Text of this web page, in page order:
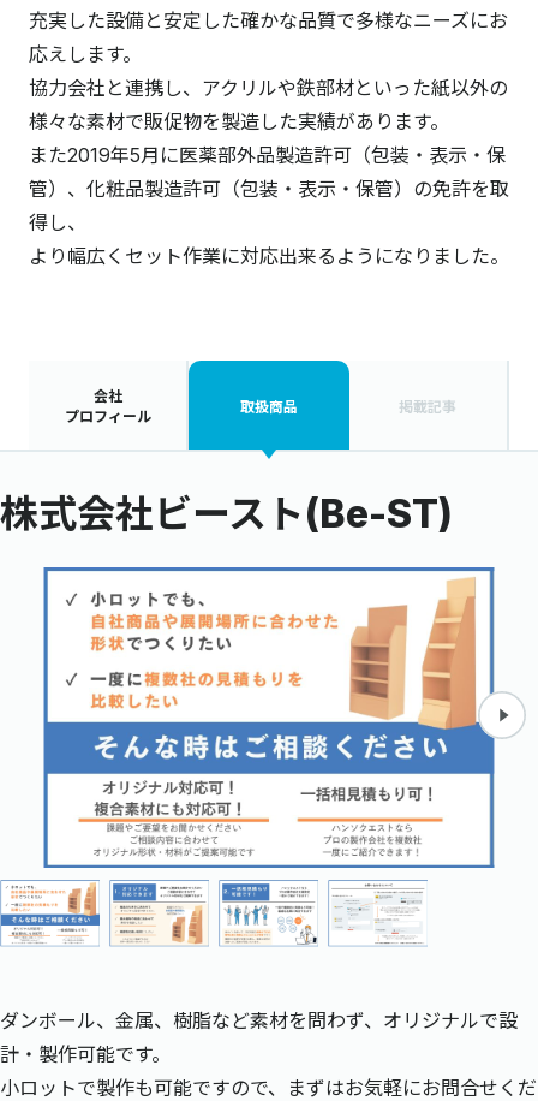
充実した設備と安定した確かな品質で多様なニーズにお
応えします。
協力会社と連携し、アクリルや鉄部材といった紙以外の
様々な素材で販促物を製造した実績があります。
また2019年5月に医薬部外品製造許可（包装・表示・保
管）、化粧品製造許可（包装・表示・保管）の免許を取
得し、
より幅広くセット作業に対応出来るようになりました。
会社
プロフィール
取扱商品 掲載記事
株式会社ビースト(Be-ST)
ダンボール、金属、樹脂など素材を問わず、オリジナルで設
計・製作可能です。
小ロットで製作も可能ですので、まずはお気軽にお問合せくだ